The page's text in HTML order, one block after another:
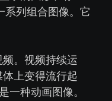
系列组合图像。它
。视频持续运
上变得流行起
一种动画图像。